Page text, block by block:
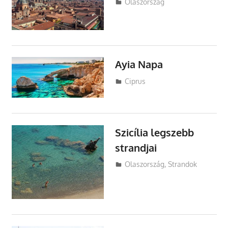
Utazasok.org
Olaszország
Ayia Napa
Utazasok.org
Ciprus
Szicília legszebb
strandjai
Utazasok.org
Olaszország,Strandok